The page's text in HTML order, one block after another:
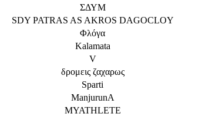
ΣΔΥΜ
SDY PATRAS AS AKROS DAGOCLOY
Φλόγα
Kalamata
V
δρομεις ζαχαρως
Sparti
ManjurunA
MYATHLETE